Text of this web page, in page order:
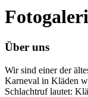
Über uns
Wir sind einer der
Karneval in Kläden
Schlachtruf lautet: